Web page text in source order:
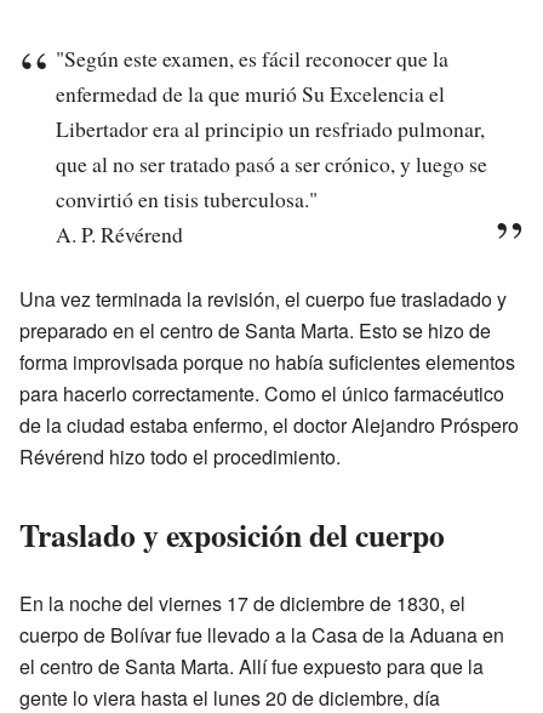
"Según este examen, es fácil reconocer que la
enfermedad de la que murió Su Excelencia el
Libertador era al principio un resfriado pulmonar,
que al no ser tratado pasó a ser crónico, y luego se
convirtió en tisis tuberculosa."
A. P. Révérend
Una vez terminada la revisión, el cuerpo fue trasladado y
preparado en el centro de Santa Marta. Esto se hizo de
forma improvisada porque no había suficientes elementos
para hacerlo correctamente. Como el único farmacéutico
de la ciudad estaba enfermo, el doctor Alejandro Próspero
Révérend hizo todo el procedimiento.
Traslado y exposición del cuerpo
En la noche del viernes 17 de diciembre de 1830, el
cuerpo de Bolívar fue llevado a la Casa de la Aduana en
el centro de Santa Marta. Allí fue expuesto para que la
gente lo viera hasta el lunes 20 de diciembre, día